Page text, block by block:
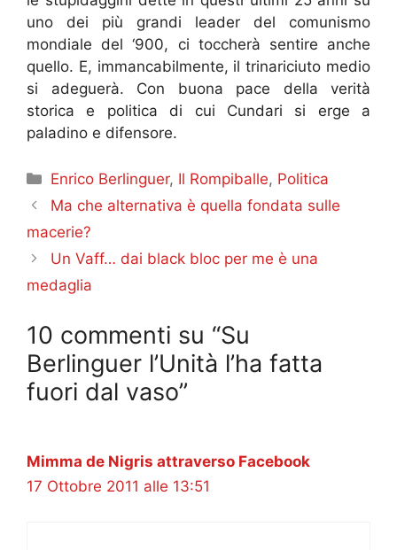
uno dei più grandi leader del comunismo
mondiale del ‘900, ci toccherà sentire anche
quello. E, immancabilmente, il trinariciuto medio
si adeguerà. Con buona pace della verità
storica e politica di cui Cundari si erge a
paladino e difensore.
Categorie
Enrico Berlinguer, Il Rompiballe, Politica
Ma che alternativa è quella fondata sulle
macerie?
Un Vaff… dai black bloc per me è una
medaglia
10 commenti su “Su
Berlinguer l’Unità l’ha fatta
fuori dal vaso”
Mimma de Nigris attraverso Facebook
17 Ottobre 2011 alle 13:51